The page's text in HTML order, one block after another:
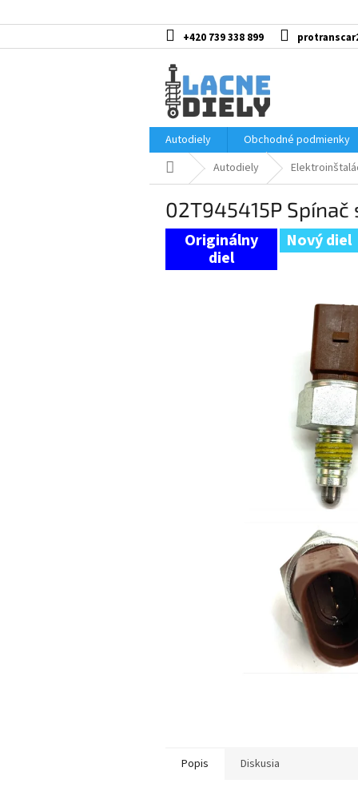
na
+420 739 338 899
Autodiely
Obchodné podmienky
DomovAutodiely
02T945415P
Nový diel
Popis Diskusia